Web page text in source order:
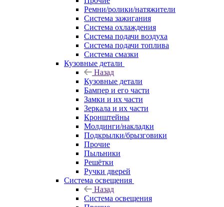
Ремни/ролики/натяжители
Система зажигания
Система охлаждения
Система подачи воздуха
Система подачи топлива
Система смазки
Кузовные детали
Назад
Кузовные детали
Бампер и его части
Замки и их части
Зеркала и их части
Кронштейны
Молдинги/накладки
Подкрылки/брызговики
Прочие
Пыльники
Решётки
Ручки дверей
Система освещения
Назад
Система освещения